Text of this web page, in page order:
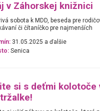
v Záhorskej knižnici
sobota k MDD, beseda pre
či čítaníčko pre najmenších
31.05.2025 a ďalšie
Senica
si s deťmi kolotoče